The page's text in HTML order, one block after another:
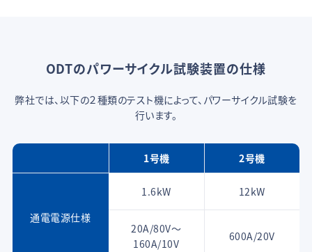
ODTのパワーサイクル試験装置の仕様
弊社では、以下の２種類のテスト機によって、パワーサイクル試験を
行います。
1号機 2号機
通電電源仕様
1.6kW 12kW
20A/80V～
160A/10V
600A/20V